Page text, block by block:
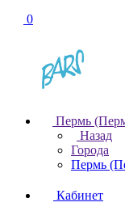
0
Пермь
Назад
Города
Пермь
Кабинет